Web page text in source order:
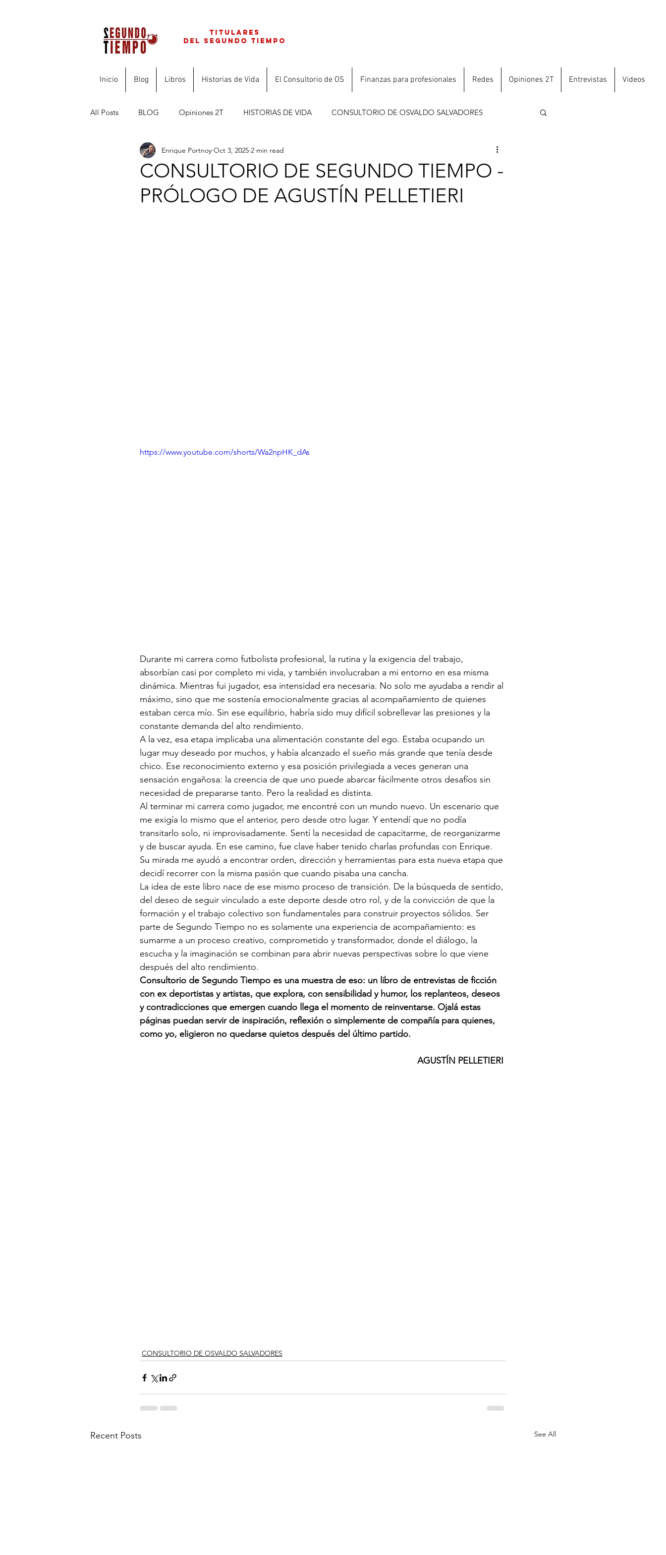
titulares
del segundo tiempo
Inicio Blog Libros Historias de Vida El Consultorio de OS Finanzas para profesionales Redes Opiniones 2T Entrevistas Videos
All Posts BLOG Opiniones 2T HISTORIAS DE VIDA CONSULTORIO DE OSVALDO SALVADORES
FINANZAS PARA PROFESIONALES
CONSULTORIO DE SEGUNDO TIEMPO -
PRÓLOGO DE AGUSTÍN PELLETIERI
Enrique Portnoy Oct 3, 2025 2 min read
https://www.youtube.com/shorts/Wa2npHK_dAs
Durante mi carrera como futbolista profesional, la rutina y la exigencia del trabajo,
absorbían casi por completo mi vida, y también involucraban a mi entorno en esa misma
dinámica. Mientras fui jugador, esa intensidad era necesaria. No solo me ayudaba a rendir al
máximo, sino que me sostenía emocionalmente gracias al acompañamiento de quienes
estaban cerca mío. Sin ese equilibrio, habría sido muy difícil sobrellevar las presiones y la
constante demanda del alto rendimiento.
A la vez, esa etapa implicaba una alimentación constante del ego. Estaba ocupando un
lugar muy deseado por muchos, y había alcanzado el sueño más grande que tenía desde
chico. Ese reconocimiento externo y esa posición privilegiada a veces generan una
sensación engañosa: la creencia de que uno puede abarcar fácilmente otros desafíos sin
necesidad de prepararse tanto. Pero la realidad es distinta.
Al terminar mi carrera como jugador, me encontré con un mundo nuevo. Un escenario que
me exigía lo mismo que el anterior, pero desde otro lugar. Y entendí que no podía
transitarlo solo, ni improvisadamente. Sentí la necesidad de capacitarme, de reorganizarme
y de buscar ayuda. En ese camino, fue clave haber tenido charlas profundas con Enrique.
Su mirada me ayudó a encontrar orden, dirección y herramientas para esta nueva etapa que
decidí recorrer con la misma pasión que cuando pisaba una cancha.
La idea de este libro nace de ese mismo proceso de transición. De la búsqueda de sentido,
del deseo de seguir vinculado a este deporte desde otro rol, y de la convicción de que la
formación y el trabajo colectivo son fundamentales para construir proyectos sólidos. Ser
parte de Segundo Tiempo no es solamente una experiencia de acompañamiento: es
sumarme a un proceso creativo, comprometido y transformador, donde el diálogo, la
escucha y la imaginación se combinan para abrir nuevas perspectivas sobre lo que viene
después del alto rendimiento.
Consultorio de Segundo Tiempo es una muestra de eso: un libro de entrevistas de ficción
con ex deportistas y artistas, que explora, con sensibilidad y humor, los replanteos, deseos
y contradicciones que emergen cuando llega el momento de reinventarse. Ojalá estas
páginas puedan servir de inspiración, reflexión o simplemente de compañía para quienes,
como yo, eligieron no quedarse quietos después del último partido.
														AGUSTÍN PELLETIERI
CONSULTORIO DE OSVALDO SALVADORES
Recent Posts See All